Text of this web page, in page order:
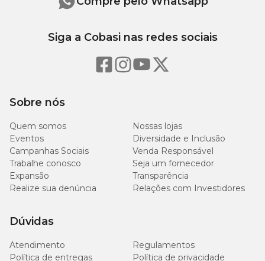
Sobre nós
Quem somos
Nossas lojas
Eventos
Diversidade e Inclusão
Campanhas Sociais
Venda Responsável
Trabalhe conosco
Seja um fornecedor
Expansão
Transparência
Realize sua denúncia
Relações com Investidores
Dúvidas
Atendimento
Regulamentos
Política de entregas
Política de privacidade
Siga a Cobasi nas redes sociais